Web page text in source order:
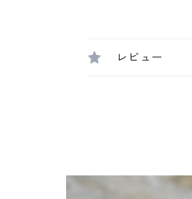
レビュー